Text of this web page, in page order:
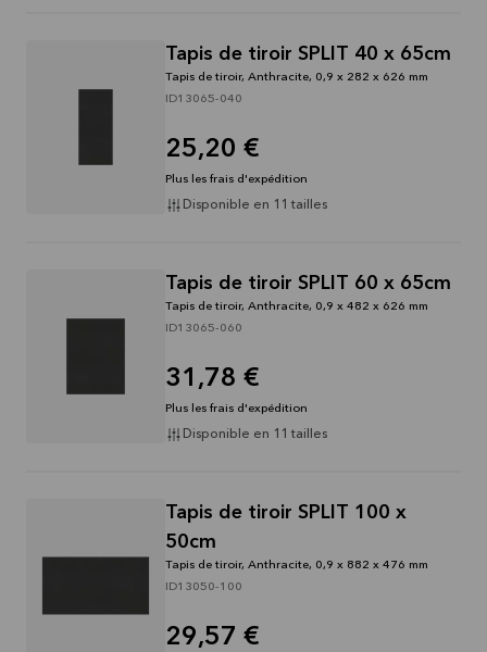
Tapis de tiroir SPLIT 40 x 65cm
Tapis de tiroir, Anthracite, 0,9 x 282 x 626 mm
ID13065-040
25,20 €
Plus les frais d'expédition
Disponible en 11 tailles
Tapis de tiroir SPLIT 60 x 65cm
Tapis de tiroir, Anthracite, 0,9 x 482 x 626 mm
ID13065-060
31,78 €
Plus les frais d'expédition
Disponible en 11 tailles
Tapis de tiroir SPLIT 100 x
50cm
Tapis de tiroir, Anthracite, 0,9 x 882 x 476 mm
ID13050-100
29,57 €